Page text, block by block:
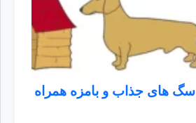
سگ های جذاب و بامزه همراه